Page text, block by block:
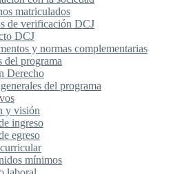
matriculados
de verificación DCJ
DCJ
y normas complementarias
del programa
Derecho
del programa
y visión
ingreso
egreso
mínimos